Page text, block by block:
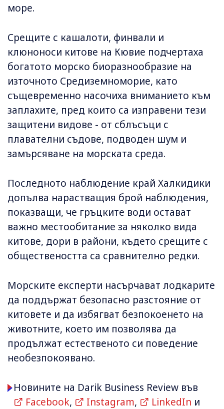
море.
Срещите с кашалоти, финвали и
клюноноси китове на Кювие подчертаха
богатото морско биоразнообразие на
източното Средиземноморие, като
същевременно насочиха вниманието към
заплахите, пред които са изправени тези
защитени видове - от сблъсъци с
плавателни съдове, подводен шум и
замърсяване на морската среда.
Последното наблюдение край Халкидики
допълва нарастващия брой наблюдения,
показващи, че гръцките води остават
важно местообитание за няколко вида
китове, дори в райони, където срещите с
обществеността са сравнително редки.
Морските експерти насърчават лодкарите
да поддържат безопасно разстояние от
китовете и да избягват безпокоенето на
животните, което им позволява да
продължат естественото си поведение
необезпокоявано.
Новините на Darik Business Review във
Facebook, Instagram, LinkedIn и